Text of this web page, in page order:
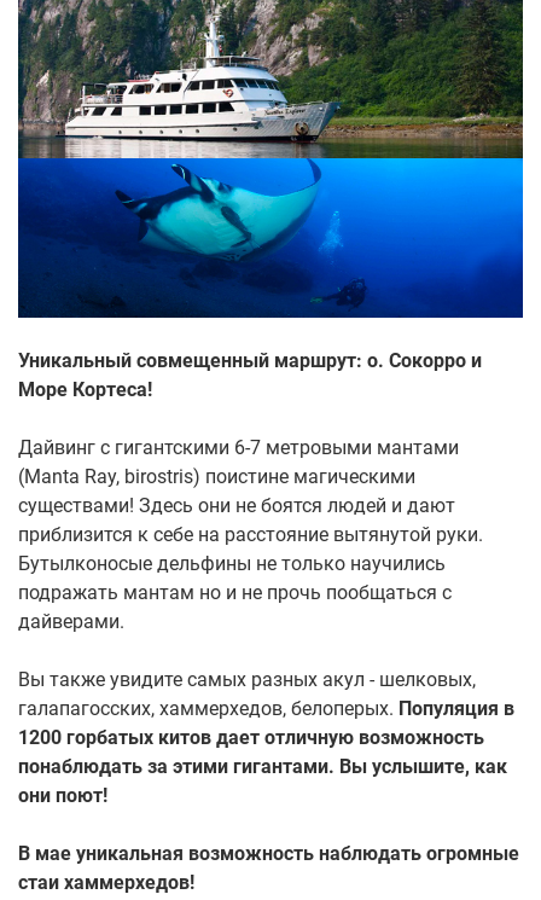
Уникальный совмещенный маршрут: о. Сокорро и
Море Кортеса!
Дайвинг с гигантскими 6-7 метровыми мантами
(Manta Ray, birostris) поистине магическими
существами! Здесь они не боятся людей и дают
приблизится к себе на расстояние вытянутой руки.
Бутылконосые дельфины не только научились
подражать мантам но и не прочь пообщаться с
дайверами.
Вы также увидите самых разных акул - шелковых,
галапагосских, хаммерхедов, белоперых. Популяция в
1200 горбатых китов дает отличную возможность
понаблюдать за этими гигантами. Вы услышите, как
они поют!
В мае уникальная возможность наблюдать огромные
стаи хаммерхедов!